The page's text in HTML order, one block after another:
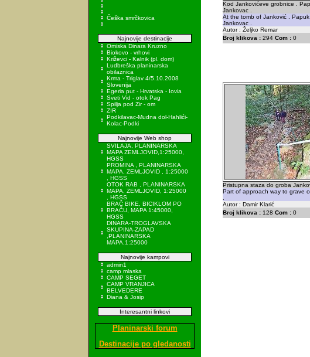
Češka smrčkovica
Najnovije destinacije
Omiska Dinara Kruzno
Biokovo - vrhovi
Križevci - Kalnik (pl. dom)
Ludbreška planinarska
obilaznica
Krma - Triglav 4/5.10.2008
Slovenija
Egeria put - Hrvatska - Iovia
Sveti Vid - otok Pag
Spilja pod Zir - om
ZIR
Podkilavac-Mudna dol-Hahlići-
Kolac-Podki
Najnovije Web shop
SVILAJA, PLANINARSKA
MAPA ZEMLJOVID,1:25000,
HGSS
PROMINA , PLANINARSKA
MAPA, ZEMLJOVID , 1:25000
, HGSS
OTOK RAB , PLANINARSKA
MAPA, ZEMLJOVID, 1:25000
, HGSS
BRAČ BIKE, BICIKLOM PO
BRAČU, MAPA 1:45000,
HGSS
DINARA-TROGLAVSKA
SKUPINA-ZAPAD
,PLANINARSKA
MAPA,1:25000
Najnovije kampovi
admin1
camp mlaska
CAMP SEGET
CAMP VRANJICA
BELVEDERE
Diana & Josip
Interesantni linkovi
Planinarski forum
Destinacije po gledanosti
Kod Jankovićeve grobnice .
Jankovac .
At the tomb of Janković . Papuk .
Jankovac .
Autor : Željko Remar
Broj klikova : 294 Com : 0
Pristupna staza do groba
Part of approach way to grave
Autor : Damir Klarić
Broj klikova : 128 Com : 0